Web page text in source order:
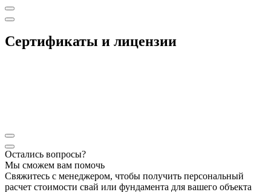
Сертификаты и лицензии
Остались вопросы?
Мы сможем вам помочь
Свяжитесь с менеджером, чтобы получить персональный
расчет стоимости свай или фундамента для вашего объекта